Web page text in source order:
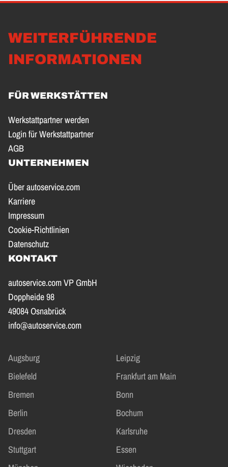
WEITERFÜHRENDE
INFORMATIONEN
FÜR WERKSTÄTTEN
Werkstattpartner werden
Login für Werkstattpartner
AGB
UNTERNEHMEN
Über autoservice.com
Karriere
Impressum
Cookie-Richtlinien
Datenschutz
KONTAKT
autoservice.com VP GmbH
Doppheide 98
49084 Osnabrück
info@autoservice.com
Augsburg
Leipzig
Bielefeld
Frankfurt am Main
Bremen
Bonn
Berlin
Bochum
Dresden
Karlsruhe
Stuttgart
Essen